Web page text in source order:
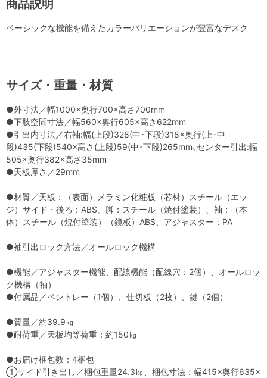
商品説明
ベーシックな機能を備えたカラーバリエーションが豊富なデスク
サイズ・重量・材質
●外寸法／幅1000×奥行700×高さ700mm
●下肢空間寸法／幅560×奥行605×高さ622mm
●引出内寸法／右袖:幅(上段)328(中･下段)318×奥行(上･中
段)435(下段)540×高さ(上段)59(中･下段)265mm､センター引出:幅
505×奥行382×高さ35mm
●天板厚さ／29mm
●材質／天板：（表面）メラミン化粧板（芯材）スチール（エッ
ジ）サイド・後ろ：ABS、脚：スチール（焼付塗装）、袖：（本
体）スチール（焼付塗装）（鏡板）ABS、アジャスター：PA
●袖引出ロック方法／オールロック機構
●機能／アジャスター機能、配線機能（配線穴：2個）、オールロッ
ク機構（袖）
●付属品／ペントレー（1個）、仕切板（2枚）、鍵（2個）
●質量／約39.9㎏
●耐荷重／天板均等荷重：約150㎏
●お届け梱包数：4梱包
①サイド引き出し／梱包重量24.3㎏、梱包寸法：幅415×奥行635×